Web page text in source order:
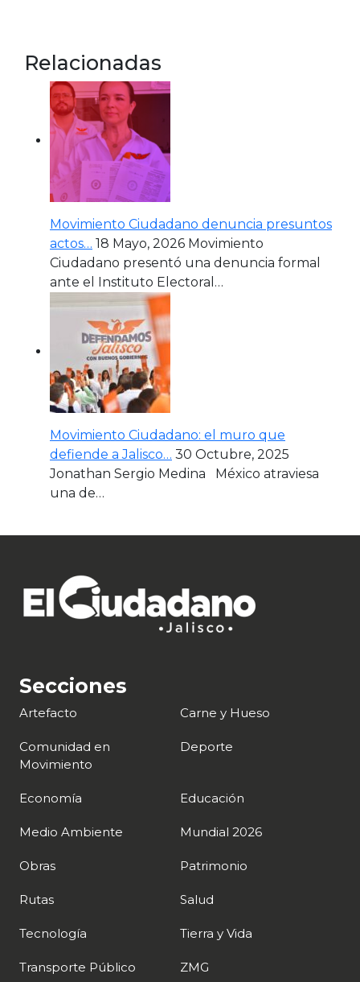
Relacionadas
Movimiento Ciudadano denuncia presuntos
actos… 18 Mayo, 2026 Movimiento
Ciudadano presentó una denuncia formal
ante el Instituto Electoral…
Movimiento Ciudadano: el muro que
defiende a Jalisco… 30 Octubre, 2025
Jonathan Sergio Medina México atraviesa
una de…
Secciones
Artefacto Carne y Hueso
Comunidad en
Movimiento
Deporte
Economía Educación
Medio Ambiente Mundial 2026
Obras Patrimonio
Rutas Salud
Tecnología Tierra y Vida
Transporte Público ZMG